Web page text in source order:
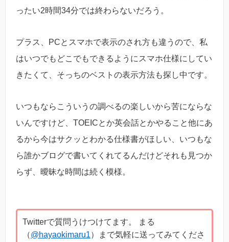
ったい2時間34分では終わらないだろう。
プラス、PCとスマホで表示のされ方も違うので、私
はいつでもどこでもできるようにスマホ仕様にしてい
きたくて、そっちのベストの表示方法も探し中です。
いつもならこういうの調べるの楽しいから苦にならな
いんですけど、TOEICとか英会話とかやること他にあ
るから今はサクッとわかる仕様書がほしい、いつもな
ら誰かブログで書いてくれてるんだけどそれも見つか
らず、曖昧な時間は続く模様。
Twitterで質問うけつけてます。 まる
（@hayaokimaru1）まで気軽に送ってみてくださ